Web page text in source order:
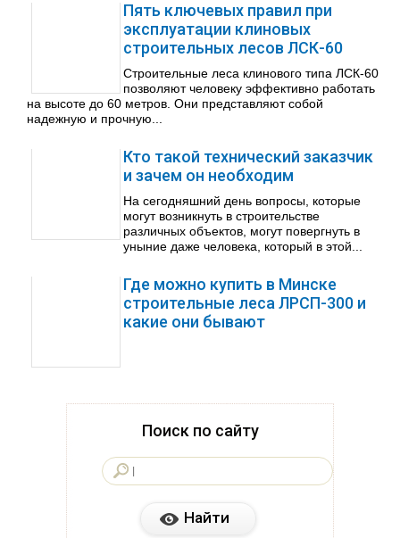
Пять ключевых правил при
эксплуатации клиновых
строительных лесов ЛСК-60
Строительные леса клинового типа ЛСК-60
позволяют человеку эффективно работать
на высоте до 60 метров. Они представляют собой
надежную и прочную...
Кто такой технический заказчик
и зачем он необходим
На сегодняшний день вопросы, которые
могут возникнуть в строительстве
различных объектов, могут повергнуть в
уныние даже человека, который в этой...
Где можно купить в Минске
строительные леса ЛРСП-300 и
какие они бывают
Поиск по сайту